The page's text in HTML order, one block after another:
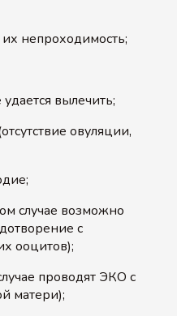
непроходимость;
вылечить;
овуляции,
случае возможно
с
ооцитов);
проводят ЭКО с
матери);